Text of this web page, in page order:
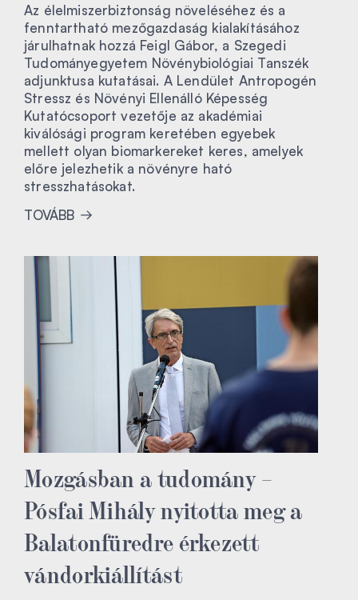
Az élelmiszerbiztonság növeléséhez és a
fenntartható mezőgazdaság kialakításához
járulhatnak hozzá Feigl Gábor, a Szegedi
Tudományegyetem Növénybiológiai Tanszék
adjunktusa kutatásai. A Lendület Antropogén
Stressz és Növényi Ellenálló Képesség
Kutatócsoport vezetője az akadémiai
kiválósági program keretében egyebek
mellett olyan biomarkereket keres, amelyek
előre jelezhetik a növényre ható
stresszhatásokat.
TOVÁBB
Mozgásban a tudomány –
Pósfai Mihály nyitotta meg a
Balatonfüredre érkezett
vándorkiállítást